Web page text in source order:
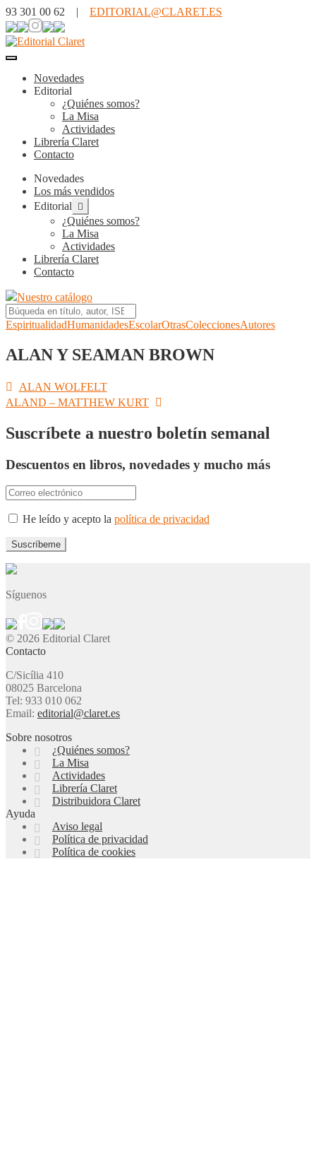
93 301 00 62 | EDITORIAL@CLARET.ES
Novedades
Editorial
¿Quiénes somos?
La Misa
Actividades
Librería Claret
Contacto
Novedades
Los más vendidos
Editorial
Expandir
el
menú
hijo
¿Quiénes somos?
La Misa
Actividades
Librería Claret
Contacto
Nuestro catálogo
EspiritualidadHumanidadesEscolarOtrasColeccionesAutores
ALAN Y SEAMAN BROWN
Navegación
de
entradas
Anterior:
ALAN WOLFELT
Siguiente:
ALAND – MATTHEW KURT
Suscríbete a nuestro boletín semanal
Descuentos en libros, novedades y mucho más
He leído y acepto la política de privacidad
Síguenos
© 2026 Editorial Claret
Contacto
C/Sicília 410
08025 Barcelona
Tel: 933 010 062
Email: editorial@claret.es
Sobre nosotros
¿Quiénes somos?
La Misa
Actividades
Librería Claret
Distribuidora Claret
Ayuda
Aviso legal
Política de privacidad
Política de cookies